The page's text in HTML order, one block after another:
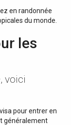
en randonnée
du monde.
les
voici
pour entrer en
généralement